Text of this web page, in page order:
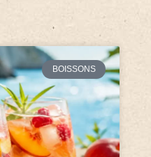
BOISSONS